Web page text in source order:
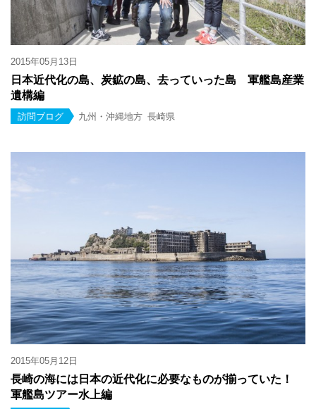
2015年05月13日
日本近代化の島、炭鉱の島、去っていった島 軍艦島産業
遺構編
訪問ブログ 九州・沖縄地方 長崎県
2015年05月12日
長崎の海には日本の近代化に必要なものが揃っていた！
軍艦島ツアー水上編